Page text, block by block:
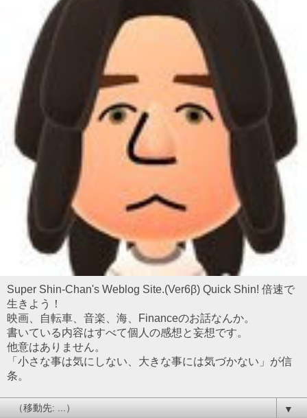
Super Shin-Chan's Weblog Site.(Ver6β) Quick Shin! 倍速で
生きよう！
映画、自転車、音楽、海、Financeのお話なんか。
書いている内容はすべて個人の感想と妄想です。
他意はありません。
「小さな事は気にしない、大きな事には気づかない」が信
条。
▼